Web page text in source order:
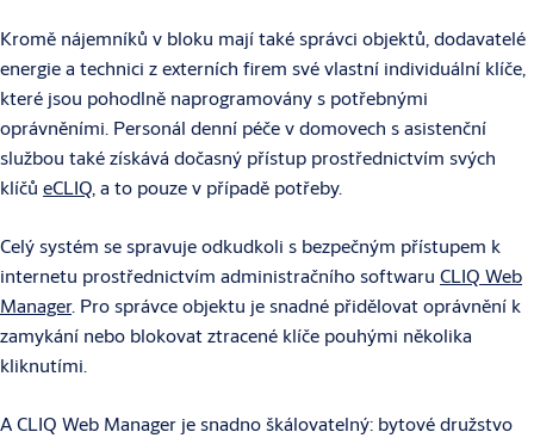
Kromě nájemníků v bloku mají také správci objektů, dodavatelé
energie a technici z externích firem své vlastní individuální klíče,
které jsou pohodlně naprogramovány s potřebnými
oprávněními. Personál denní péče v domovech s asistenční
službou také získává dočasný přístup prostřednictvím svých
klíčů eCLIQ, a to pouze v případě potřeby.
Celý systém se spravuje odkudkoli s bezpečným přístupem k
internetu prostřednictvím administračního softwaru CLIQ Web
Manager. Pro správce objektu je snadné přidělovat oprávnění k
zamykání nebo blokovat ztracené klíče pouhými několika
kliknutími.
A CLIQ Web Manager je snadno škálovatelný: bytové družstvo